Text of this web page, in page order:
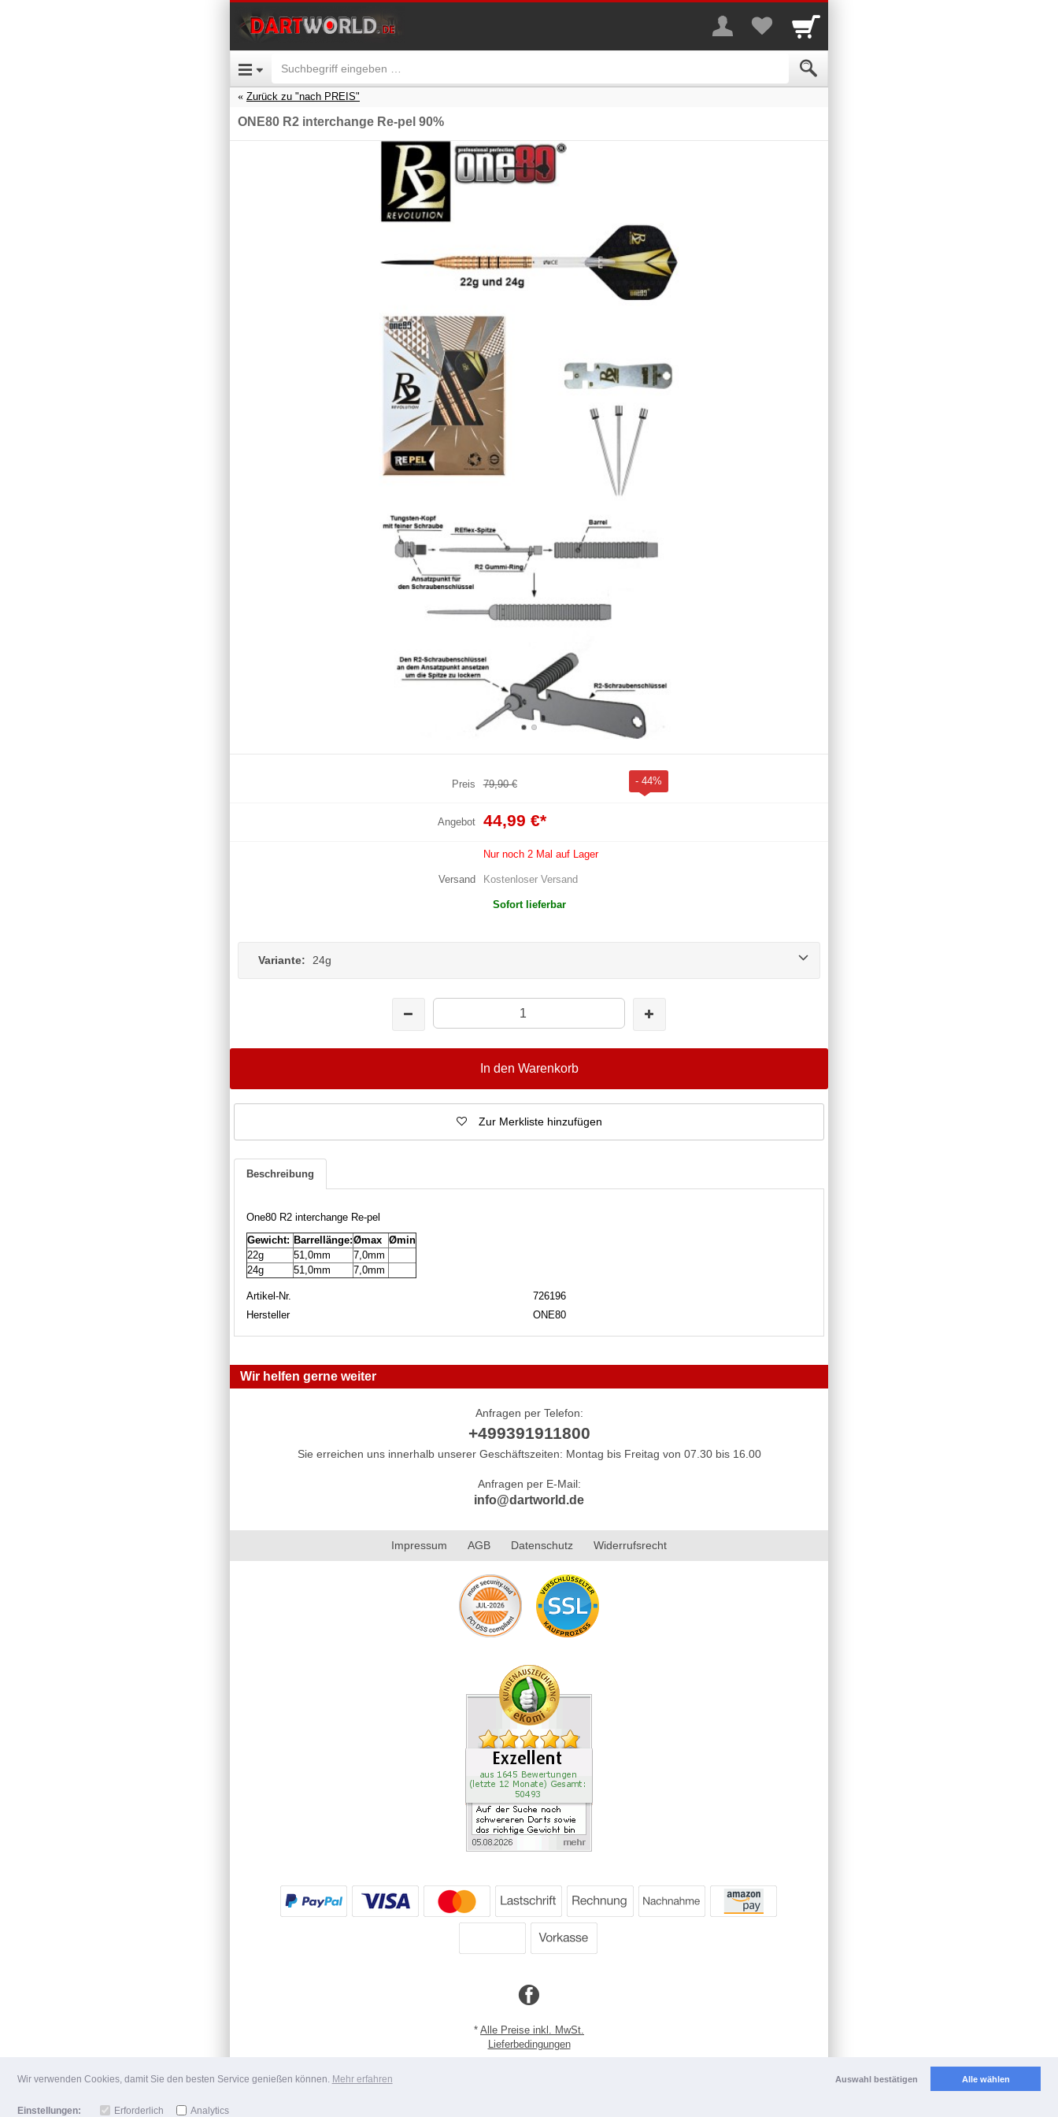
Wir verwenden Cookies, damit Sie den besten Service genießen können. Mehr erfahren Auswahl bestätigen Alle wählen
Einstellungen: Erforderlich Analytics
Zurück zu "nach PREIS"
ONE80 R2 interchange Re-pel 90%
Preis 79,90 € - 44%
Angebot 44,99 €*
Nur noch 2 Mal auf Lager
Versand Kostenloser Versand
Sofort lieferbar
Variante: 24g
In den Warenkorb
Zur Merkliste hinzufügen
Beschreibung
One80 R2 interchange Re-pel
Gewicht: Barrellänge:Ømax Ømin
22g
51,0mm
7,0mm
24g
51,0mm 7,0mm
Artikel-Nr.
726196
Hersteller
ONE80
Wir helfen gerne weiter
Anfragen per Telefon:
+499391911800
Sie erreichen uns innerhalb unserer Geschäftszeiten: Montag bis Freitag von 07.30 bis 16.00
Anfragen per E-Mail:
info@dartworld.de
Impressum AGB Datenschutz Widerrufsrecht
* Alle Preise inkl. MwSt.
Lieferbedingungen